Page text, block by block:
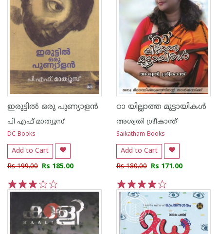
ഇരുട്ടില്‍ ഒരു പുണ്യാളന്‍
പി എഫ് മാത്യൂസ്
DC Books
Add to Cart
Rs 199.00 Rs 185.00
5
4
3
2
1
ഠാ യില്ലാത്ത മുട്ടായികള്‍
അശ്വതി ശ്രീകാന്ത്
Saikatham Books
Add to Cart
Rs 180.00 Rs 171.00
5
4
3
2
1